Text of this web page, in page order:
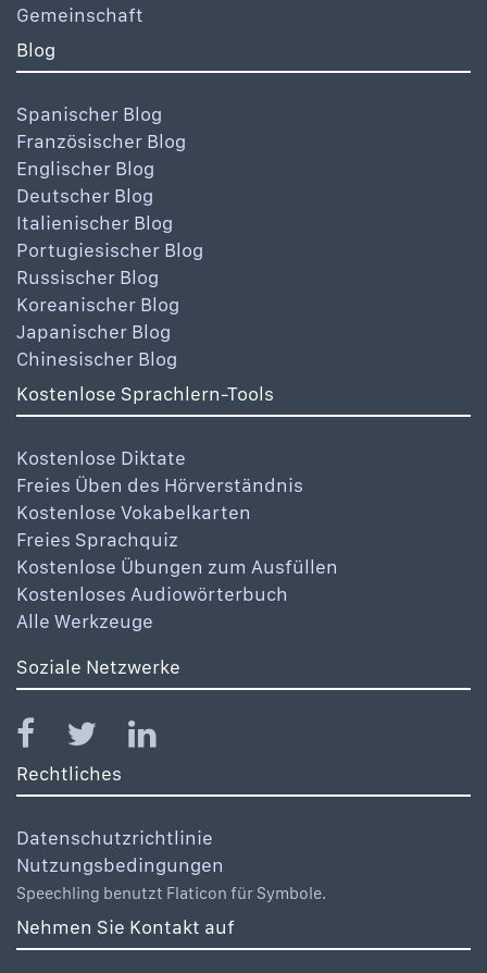
Gemeinschaft
Blog
Spanischer Blog
Französischer Blog
Englischer Blog
Deutscher Blog
Italienischer Blog
Portugiesischer Blog
Russischer Blog
Koreanischer Blog
Japanischer Blog
Chinesischer Blog
Kostenlose Sprachlern-Tools
Kostenlose Diktate
Freies Üben des Hörverständnis
Kostenlose Vokabelkarten
Freies Sprachquiz
Kostenlose Übungen zum Ausfüllen
Kostenloses Audiowörterbuch
Alle Werkzeuge
Soziale Netzwerke
Rechtliches
Datenschutzrichtlinie
Nutzungsbedingungen
Speechling benutzt Flaticon für Symbole.
Nehmen Sie Kontakt auf